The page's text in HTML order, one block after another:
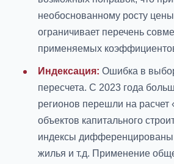
необоснованному росту
ограничивает перечень
применяемых
Индексация: Ошибка в
пересчета. С 2023 года
регионов перешли на расчет
объектов капитального
индексы дифференцированы
жилья и т.д. Применение